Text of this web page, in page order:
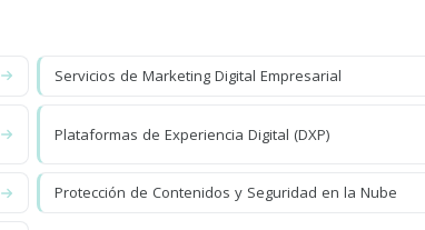
Servicios de Marketing Digital Empresarial
Plataformas de Experiencia Digital (DXP)
Protección de Contenidos y Seguridad en la Nube